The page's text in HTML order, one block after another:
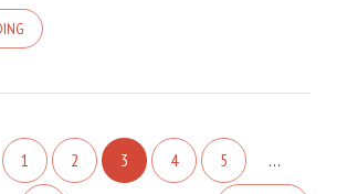
1 2 3 4 5 …